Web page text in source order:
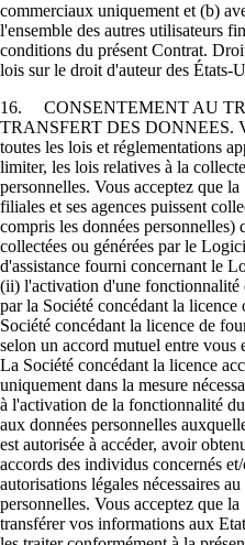
commerciaux uniquement et (b)
l'ensemble des autres utilisateurs
conditions du présent Contrat.
lois sur le droit d'auteur des États-
16. CONSENTEMENT AU
TRANSFERT DES DONNEES.
toutes les lois et réglementations
limiter, les lois relatives à la
personnelles. Vous acceptez que
filiales et ses agences puissent
compris les données
collectées ou générées par le
d'assistance fourni concernant le
(ii) l'activation d'une
par la Société concédant la
Société concédant la licence de
selon un accord mutuel entre vous
La Société concédant la licence
uniquement dans la mesure
à l'activation de la fonctionnalité
aux données personnelles
est autorisée à accéder, avoir
accords des individus concernés
autorisations légales nécessaires
personnelles. Vous acceptez que
transférer vos informations aux